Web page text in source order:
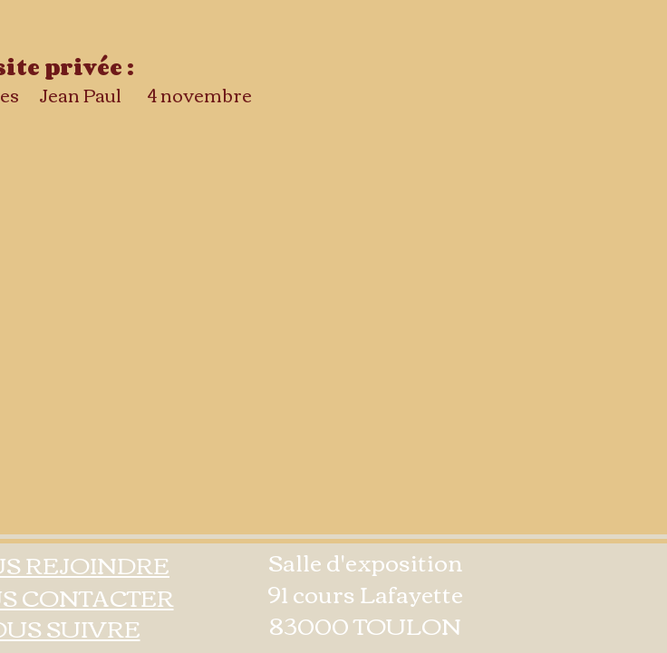
privée :
4-Maires & hommes politiques 	Jean Paul 	4 novembre
CONTACTER
REJOINDRE
SUIVRE
Salle d'exposition
91 cours Lafayette
83000 TOULON